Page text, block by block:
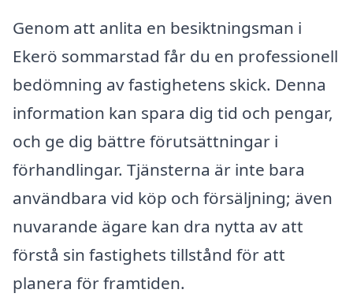
Genom att anlita en besiktningsman i
Ekerö sommarstad får du en professionell
bedömning av fastighetens skick. Denna
information kan spara dig tid och pengar,
och ge dig bättre förutsättningar i
förhandlingar. Tjänsterna är inte bara
användbara vid köp och försäljning; även
nuvarande ägare kan dra nytta av att
förstå sin fastighets tillstånd för att
planera för framtiden.